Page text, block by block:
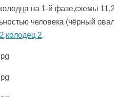
на 1-й фазе,схемы
человека (чёрный
,колодец 2.